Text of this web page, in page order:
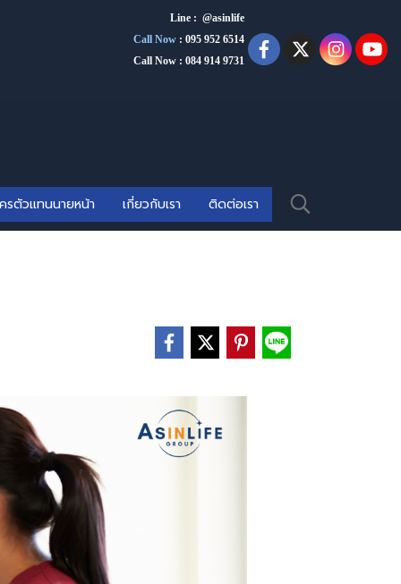
Line : @asinlife
Call Now : 095 952 6514
Call Now : 084 914 9731
รตัวแทนนายหน้า เกี่ยวกับเรา ติดต่อเรา